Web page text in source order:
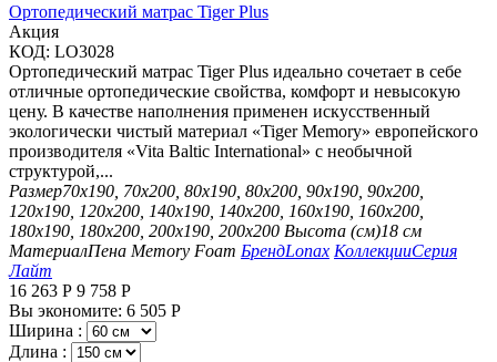
Ортопедический матрас Tiger Plus
Aкция
КОД: LO3028
Ортопедический матрас Tiger Plus идеально сочетает в себе
отличные ортопедические свойства, комфорт и невысокую
цену. В качестве наполнения применен искусственный
экологически чистый материал «Tiger Memory» европейского
производителя «Vita Baltic International» с необычной
структурой,...
Размер70х190, 70х200, 80х190, 80х200, 90х190, 90х200,
120х190, 120х200, 140х190, 140х200, 160х190, 160х200,
180х190, 180х200, 200х190, 200х200 Высота (см)18 см
МатериалПена Memory Foam БрендLonax КоллекцииСерия
Лайт
16 263 Р 9 758 Р
Вы экономите: 6 505 Р
Ширина :
Длина :